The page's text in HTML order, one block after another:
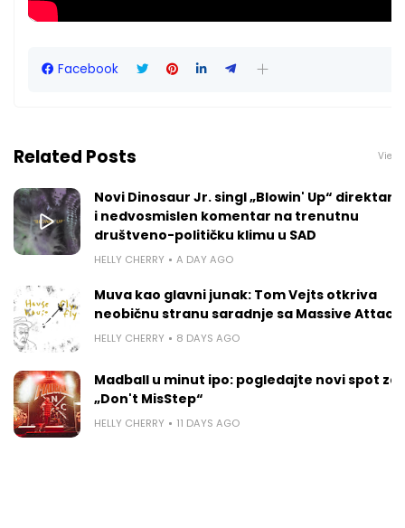
Facebook
Related Posts View
Novi Dinosaur Jr. singl „Blowin' Up“ direktan
i nedvosmislen komentar na trenutnu
društveno-političku klimu u SAD
HELLY CHERRY A DAY AGO
Muva kao glavni junak: Tom Vejts otkriva
neobičnu stranu saradnje sa Massive Attack
HELLY CHERRY 8 DAYS AGO
Madball u minut ipo: pogledajte novi spot za
„Don't MisStep“
HELLY CHERRY 11 DAYS AGO